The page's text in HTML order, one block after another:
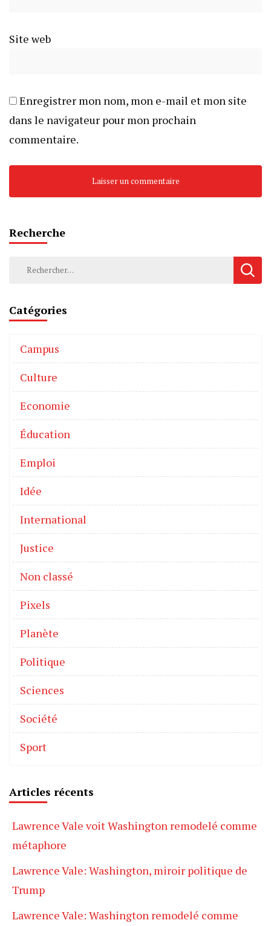
Site web
Enregistrer mon nom, mon e-mail et mon site
dans le navigateur pour mon prochain
commentaire.
Recherche
Catégories
Campus
Culture
Economie
Éducation
Emploi
Idée
International
Justice
Non classé
Pixels
Planète
Politique
Sciences
Société
Sport
Articles récents
Lawrence Vale voit Washington remodelé comme
métaphore
Lawrence Vale: Washington, miroir politique de
Trump
Lawrence Vale: Washington remodelé comme